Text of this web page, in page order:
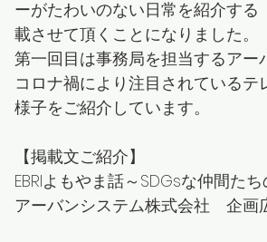
ーがたわいのない日常を紹介する
載させて頂くことになりました。
第一回目は事務局を担当するアー
コロナ禍により注目されている
様子をご紹介しています。
【掲載文ご紹介】
EBRIよもやま話～SDGsな仲間たち
アーバンシステム株式会社　企画